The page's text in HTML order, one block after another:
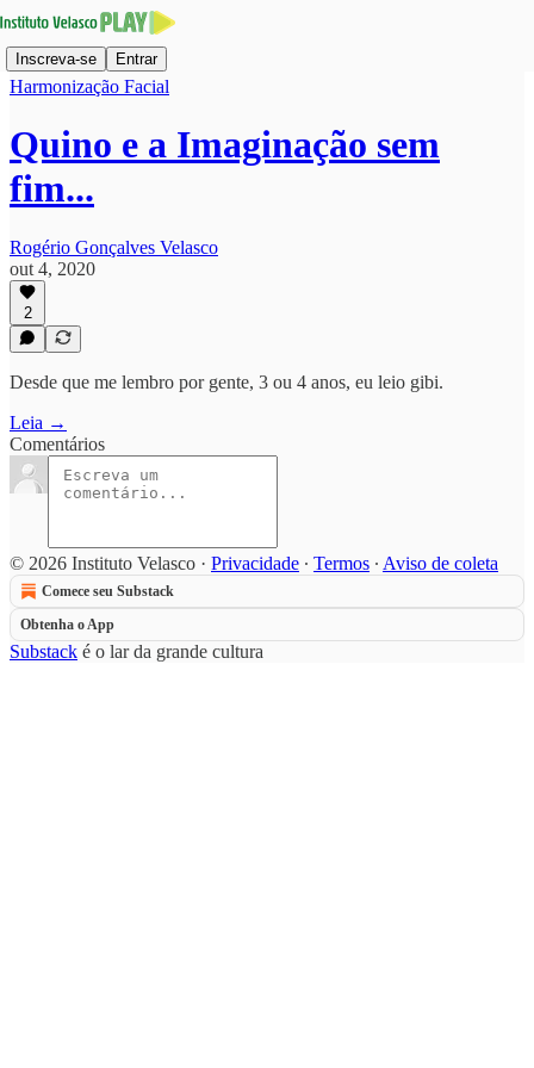
Inscreva-se Entrar
Harmonização Facial
Quino e a Imaginação sem
fim...
Rogério Gonçalves Velasco
out 4, 2020
2
Desde que me lembro por gente, 3 ou 4 anos, eu leio gibi.
Leia →
Comentários
© 2026 Instituto Velasco · Privacidade ∙ Termos ∙ Aviso de coleta
Comece seu Substack
Obtenha o App
Substack é o lar da grande cultura